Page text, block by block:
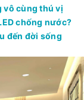
vô cùng thú vị
chống nước?
đến đời sống